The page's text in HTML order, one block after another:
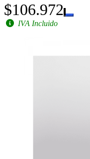
$106.972
IVA Incluido